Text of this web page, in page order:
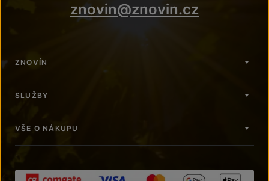
znovin@znovin.cz
ZNOVÍN
SLUŽBY
VŠE O NÁKUPU